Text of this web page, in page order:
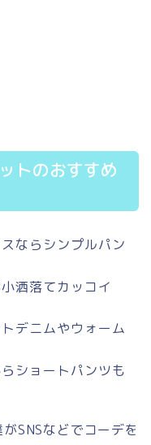
トのおすすめ
ならシンプルパン
洒落てカッコイ
デニムやウォーム
ショートパンツも
SNSなどでコーデを